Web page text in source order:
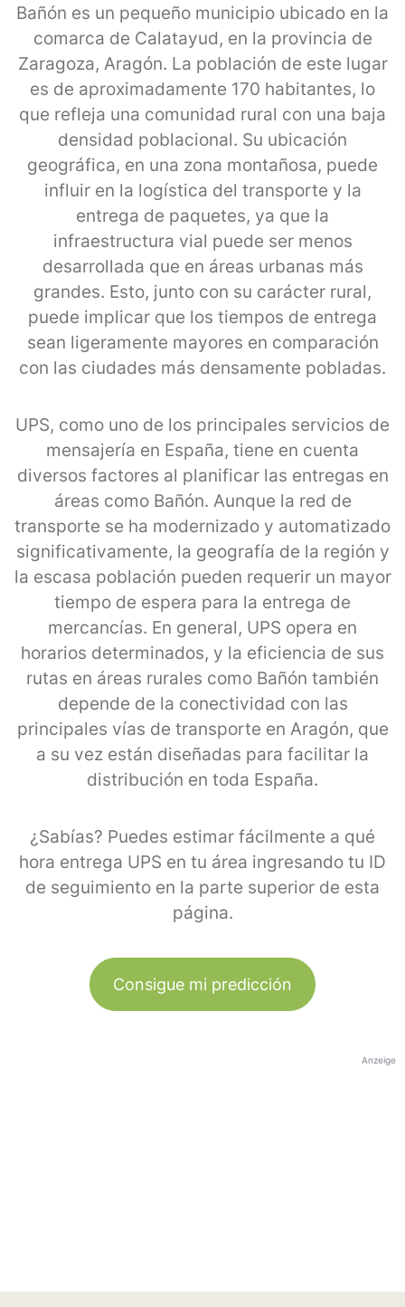
Bañón es un pequeño municipio ubicado en la
comarca de Calatayud, en la provincia de
Zaragoza, Aragón. La población de este lugar
es de aproximadamente 170 habitantes, lo
que refleja una comunidad rural con una baja
densidad poblacional. Su ubicación
geográfica, en una zona montañosa, puede
influir en la logística del transporte y la
entrega de paquetes, ya que la
infraestructura vial puede ser menos
desarrollada que en áreas urbanas más
grandes. Esto, junto con su carácter rural,
puede implicar que los tiempos de entrega
sean ligeramente mayores en comparación
con las ciudades más densamente pobladas.
UPS, como uno de los principales servicios de
mensajería en España, tiene en cuenta
diversos factores al planificar las entregas en
áreas como Bañón. Aunque la red de
transporte se ha modernizado y automatizado
significativamente, la geografía de la región y
la escasa población pueden requerir un mayor
tiempo de espera para la entrega de
mercancías. En general, UPS opera en
horarios determinados, y la eficiencia de sus
rutas en áreas rurales como Bañón también
depende de la conectividad con las
principales vías de transporte en Aragón, que
a su vez están diseñadas para facilitar la
distribución en toda España.
¿Sabías? Puedes estimar fácilmente a qué
hora entrega UPS en tu área ingresando tu ID
de seguimiento en la parte superior de esta
página.
Consigue mi predicción
Anzeige